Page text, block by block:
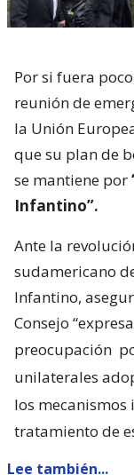
Por si fuera
reunión de
la Unión
que su plan de
se mantiene por
Infantino”.
Ante la
sudamericano
Infantino,
Consejo
preocupación
unilaterales
los
tratamiento de
Lee también...